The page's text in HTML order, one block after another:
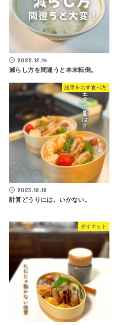
2022.12.14
減らし方を間違うと本末転倒。
結果を出す食べ方
2023.10.18
計算どうりには、いかない。
ダイエット